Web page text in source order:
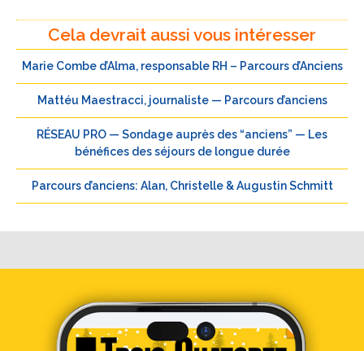
Cela devrait aussi vous intéresser
Marie Combe d’Alma, responsable RH – Parcours d’Anciens
Mattéu Maestracci, journaliste — Parcours d’anciens
RÉSEAU PRO — Sondage auprès des “anciens” — Les
bénéfices des séjours de longue durée
Parcours d’anciens: Alan, Christelle & Augustin Schmitt